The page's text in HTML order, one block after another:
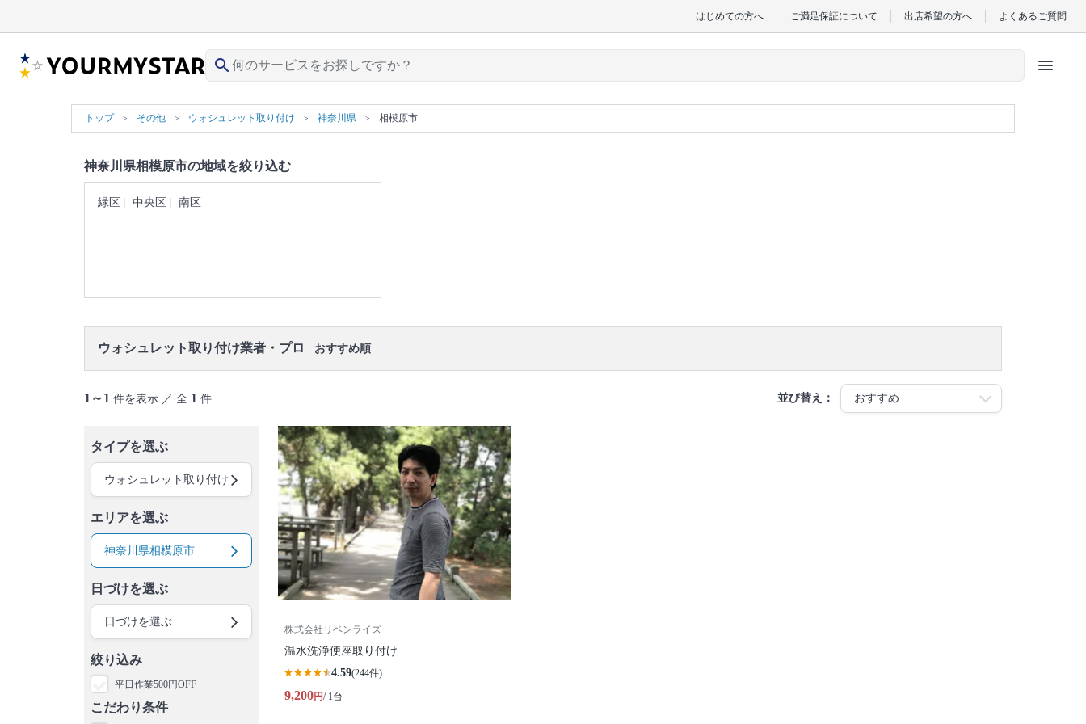
はじめての方へ ご満足保証について 出店希望の方へ よくあるご質問
search menu
トップ その他 ウォシュレット取り付け 神奈川県 相模原市
神奈川県相模原市の地域を絞り込む
緑区 中央区 南区
ウォシュレット取り付け業者・プロ おすすめ順
1～1 件を表示 ／ 全 1 件 並び替え：
タイプを選ぶ
ウォシュレット取り付け
エリアを選ぶ
神奈川県相模原市
日づけを選ぶ
日づけを選ぶ
絞り込み
平日作業500円OFF
こだわり条件
株式会社リベンライズ
温水洗浄便座取り付け
4.59(244件)
9,200円/ 1台